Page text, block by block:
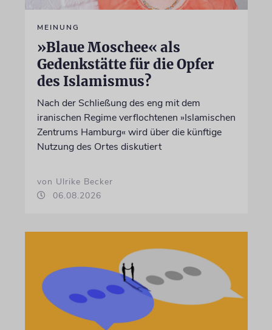
MEINUNG
»Blaue Moschee« als
Gedenkstätte für die Opfer
des Islamismus?
Nach der Schließung des eng mit dem
iranischen Regime verflochtenen »Islamischen
Zentrums Hamburg« wird über die künftige
Nutzung des Ortes diskutiert
von Ulrike Becker
06.08.2026